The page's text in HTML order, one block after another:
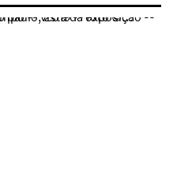
image in a popup: